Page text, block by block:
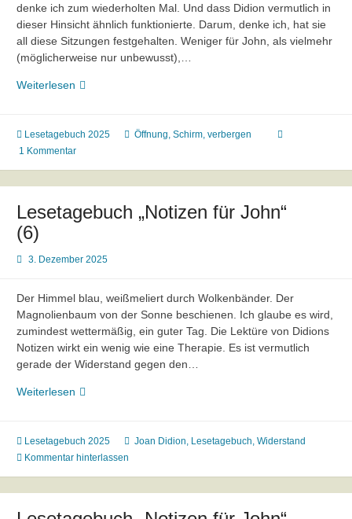
denke ich zum wiederholten Mal. Und dass Didion vermutlich in
dieser Hinsicht ähnlich funktionierte. Darum, denke ich, hat sie
all diese Sitzungen festgehalten. Weniger für John, als vielmehr
(möglicherweise nur unbewusst),…
Weiterlesen Lesetagebuch
John“
(7)
Lesetagebuch 2025 Öffnung Schirm verbergen
1 Kommentar
Lesetagebuch „Notizen für John“
(6)
3. Dezember 2025
Der Himmel blau, weißmeliert durch Wolkenbänder. Der
Magnolienbaum von der Sonne beschienen. Ich glaube es wird,
zumindest wettermäßig, ein guter Tag. Die Lektüre von Didions
Notizen wirkt ein wenig wie eine Therapie. Es ist vermutlich
gerade der Widerstand gegen den…
Weiterlesen Lesetagebuch
John“
(6)
Lesetagebuch 2025 Joan Didion Lesetagebuch Widerstand
Kommentar hinterlassen